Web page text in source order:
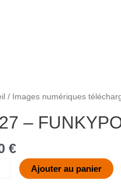
/ Images numériques
–
€
Ajouter au panier